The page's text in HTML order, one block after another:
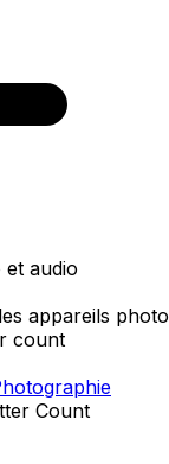
et audio
appareils photo
count
Count